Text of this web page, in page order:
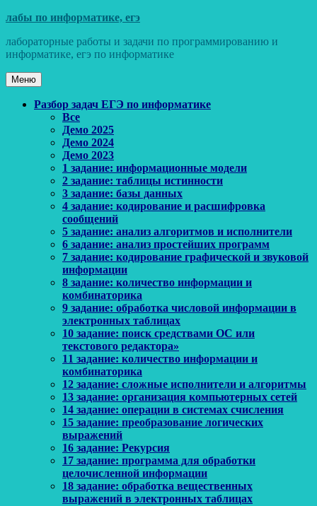
Перейти
содержимому
лабы по информатике, егэ
лабораторные работы и задачи по программированию и
информатике, егэ по информатике
Меню
Основное
Разбор задач ЕГЭ по информатике
Все
Демо 2025
Демо 2024
Демо 2023
1 задание: информационные модели
2 задание: таблицы истинности
3 задание: базы данных
4 задание: кодирование и расшифровка
сообщений
5 задание: анализ алгоритмов и исполнители
6 задание: анализ простейших программ
7 задание: кодирование графической и звуковой
информации
8 задание: количество информации и
комбинаторика
9 задание: обработка числовой информации в
электронных таблицах
10 задание: поиск средствами ОС или
текстового редактора»
11 задание: количество информации и
комбинаторика
12 задание: сложные исполнители и алгоритмы
13 задание: организация компьютерных сетей
14 задание: операции в системах счисления
15 задание: преобразование логических
выражений
16 задание: Рекурсия
17 задание: программа для обработки
целочисленной информации
18 задание: обработка вещественных
выражений в электронных таблицах